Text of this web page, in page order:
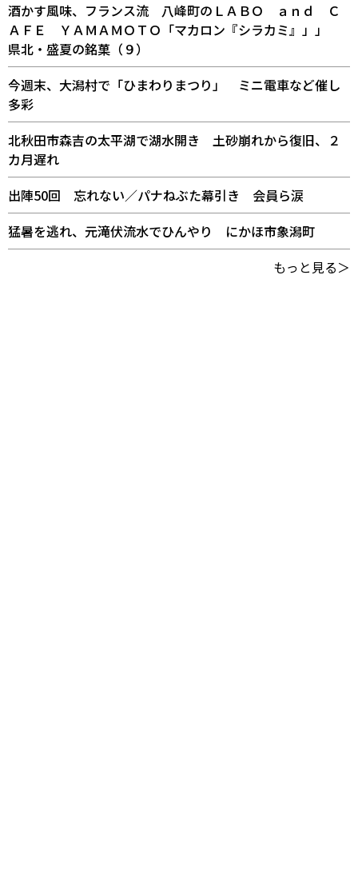
酒かす風味、フランス流 八峰町のＬＡＢＯ ａｎｄ Ｃ
ＡＦＥ ＹＡＭＡＭＯＴＯ「マカロン『シラカミ』」」
県北・盛夏の銘菓（９）
今週末、大潟村で「ひまわりまつり」 ミニ電車など催し
多彩
北秋田市森吉の太平湖で湖水開き 土砂崩れから復旧、２
カ月遅れ
出陣50回 忘れない／パナねぶた幕引き 会員ら涙
猛暑を逃れ、元滝伏流水でひんやり にかほ市象潟町
もっと見る＞